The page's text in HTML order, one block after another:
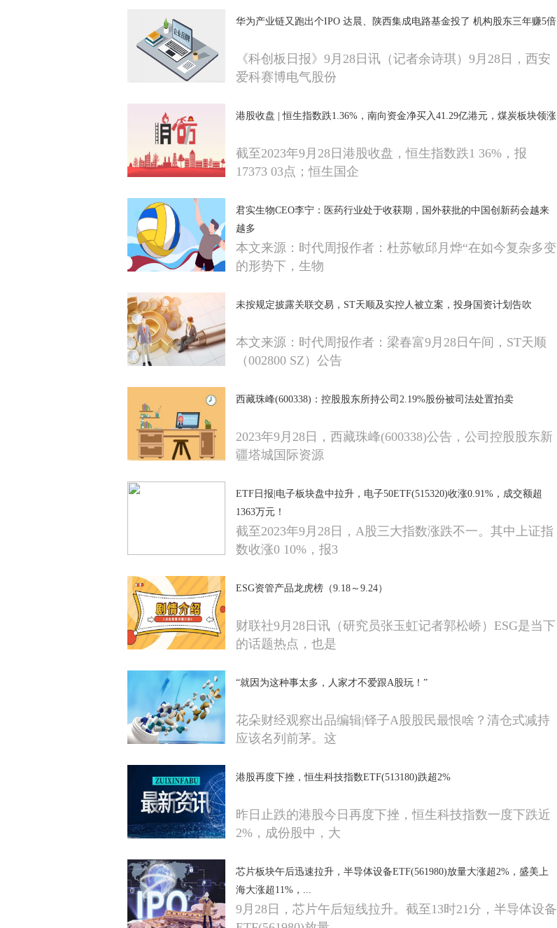
华为产业链又跑出个IPO 达晨、陕西集成电路基金投了 机构股东三年赚5倍
《科创板日报》9月28日讯（记者余诗琪）9月28日，西安
爱科赛博电气股份
港股收盘 | 恒生指数跌1.36%，南向资金净买入41.29亿港元，煤炭板块领涨
截至2023年9月28日港股收盘，恒生指数跌1 36%，报
17373 03点；恒生国企
君实生物CEO李宁：医药行业处于收获期，国外获批的中国创新药会越来
越多
本文来源：时代周报作者：杜苏敏邱月烨“在如今复杂多变
的形势下，生物
未按规定披露关联交易，ST天顺及实控人被立案，投身国资计划告吹
本文来源：时代周报作者：梁春富9月28日午间，ST天顺
（002800 SZ）公告
西藏珠峰(600338)：控股股东所持公司2.19%股份被司法处置拍卖
2023年9月28日，西藏珠峰(600338)公告，公司控股股东新
疆塔城国际资源
ETF日报|电子板块盘中拉升，电子50ETF(515320)收涨0.91%，成交额超
1363万元！
截至2023年9月28日，A股三大指数涨跌不一。其中上证指
数收涨0 10%，报3
ESG资管产品龙虎榜（9.18～9.24）
财联社9月28日讯（研究员张玉虹记者郭松峤）ESG是当下
的话题热点，也是
“就因为这种事太多，人家才不爱跟A股玩！”
花朵财经观察出品编辑|铎子A股股民最恨啥？清仓式减持
应该名列前茅。这
港股再度下挫，恒生科技指数ETF(513180)跌超2%
昨日止跌的港股今日再度下挫，恒生科技指数一度下跌近
2%，成份股中，大
芯片板块午后迅速拉升，半导体设备ETF(561980)放量大涨超2%，盛美上
海大涨超11%，...
9月28日，芯片午后短线拉升。截至13时21分，半导体设备